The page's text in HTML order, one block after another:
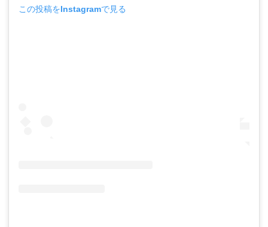
この投稿をInstagramで見る